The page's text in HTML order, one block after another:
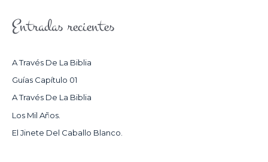
C
:
Entradas recientes
A Través De La Biblia
Guías Capítulo 01
A Través De La Biblia
Los Mil Años.
El Jinete Del Caballo Blanco.